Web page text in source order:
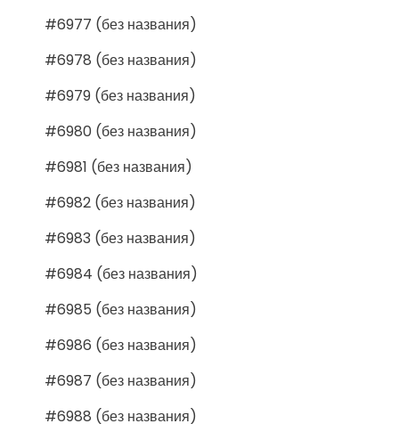
#6977 (без названия)
#6978 (без названия)
#6979 (без названия)
#6980 (без названия)
#6981 (без названия)
#6982 (без названия)
#6983 (без названия)
#6984 (без названия)
#6985 (без названия)
#6986 (без названия)
#6987 (без названия)
#6988 (без названия)